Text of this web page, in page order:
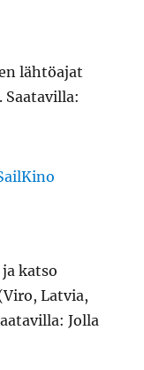
lähtöajat
. Saatavilla:
katso
Latvia,
Jolla